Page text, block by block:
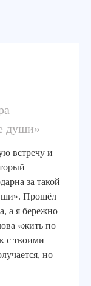
души»
встречу и
за такой
Прошёл
а я бережно
«жить по
с твоими
но